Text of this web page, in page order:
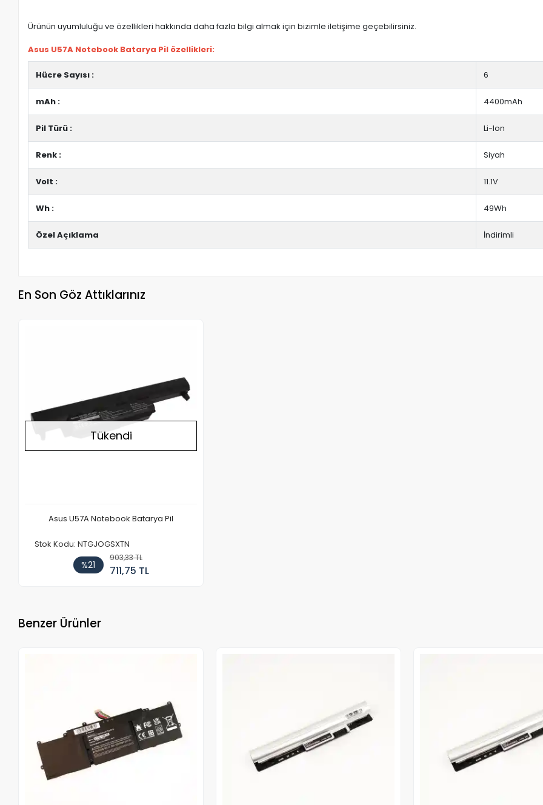
Ürünün uyumluluğu ve özellikleri hakkında daha fazla bilgi almak için bizimle iletişime geçebilirsiniz.
Asus U57A Notebook Batarya Pil özellikleri:
Hücre Sayısı : 6
mAh : 4400mAh
Pil Türü : Li-Ion
Renk : Siyah
Volt : 11.1V
Wh : 49Wh
Özel Açıklama İndirimli
En Son Göz Attıklarınız
Tükendi
Asus U57A Notebook Batarya Pil
Stok Kodu: NTGJOGSXTN
%21
903,33 TL
711,75 TL
Benzer Ürünler